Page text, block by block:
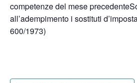
competenze del mese
all’adempimento i sostituti
600/1973)